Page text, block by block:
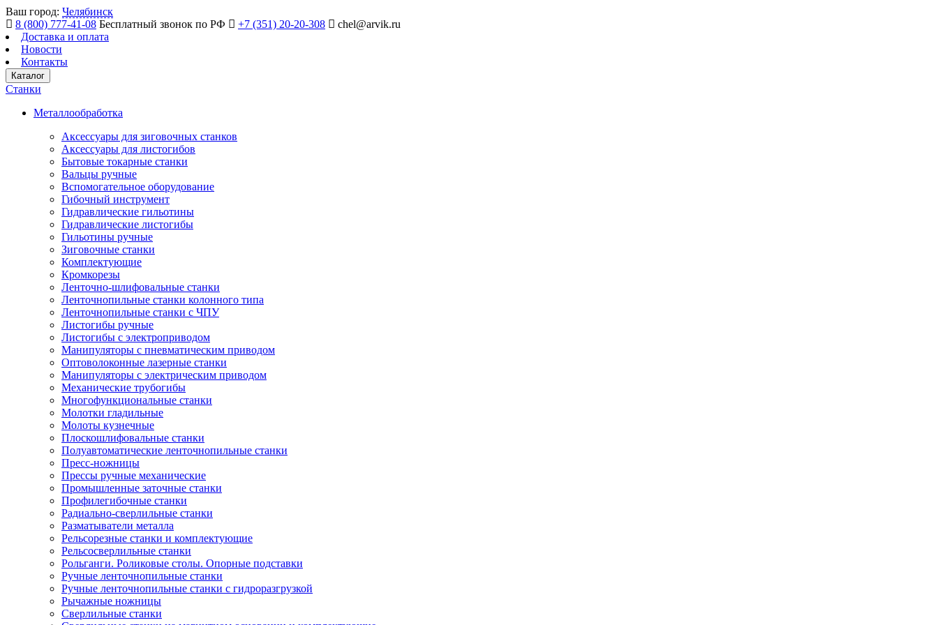
Ваш город: Челябинск
8 (800) 777-41-08 Бесплатный звонок по РФ +7 (351) 20-20-308
chel@arvik.ru
Доставка и оплата
Новости
Контакты
Каталог
Станки
Металлообработка
Аксессуары для зиговочных станков
Аксессуары для листогибов
Бытовые токарные станки
Вальцы ручные
Вспомогательное оборудование
Гибочный инструмент
Гидравлические гильотины
Гидравлические листогибы
Гильотины ручные
Зиговочные станки
Комплектующие
Кромкорезы
Ленточно-шлифовальные станки
Ленточнопильные станки колонного типа
Ленточнопильные станки с ЧПУ
Листогибы ручные
Листогибы с электроприводом
Манипуляторы с пневматическим приводом
Оптоволоконные лазерные станки
Манипуляторы с электрическим приводом
Механические трубогибы
Многофункциональные станки
Молотки гладильные
Молоты кузнечные
Плоскошлифовальные станки
Полуавтоматические ленточнопильные станки
Пресс-ножницы
Прессы ручные механические
Промышленные заточные станки
Профилегибочные станки
Радиально-сверлильные станки
Разматыватели металла
Рельсорезные станки и комплектующие
Рельсосверлильные станки
Рольганги. Роликовые столы. Опорные подставки
Ручные ленточнопильные станки
Ручные ленточнопильные станки с гидроразгрузкой
Рычажные ножницы
Сверлильные станки